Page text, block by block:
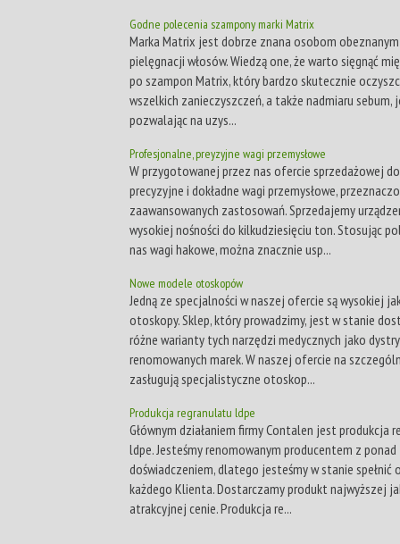
Godne polecenia szampony marki Matrix
Marka Matrix jest dobrze znana osobom
pielęgnacji włosów. Wiedzą one, że warto sięgnąć
po szampon Matrix, który bardzo skutecznie
wszelkich zanieczyszczeń, a także nadmiaru sebum,
pozwalając na uzys...
Profesjonalne, preyzyjne wagi przemysłowe
W przygotowanej przez nas ofercie sprzedażowej
precyzyjne i dokładne wagi przemysłowe,
zaawansowanych zastosowań. Sprzedajemy
wysokiej nośności do kilkudziesięciu ton. Stosując
nas wagi hakowe, można znacznie usp...
Nowe modele otoskopów
Jedną ze specjalności w naszej ofercie są wysokiej
otoskopy. Sklep, który prowadzimy, jest w stanie
różne warianty tych narzędzi medycznych jako
renomowanych marek. W naszej ofercie na
zasługują specjalistyczne otoskop...
Produkcja regranulatu ldpe
Głównym działaniem firmy Contalen jest produkcja
ldpe. Jesteśmy renomowanym producentem z
doświadczeniem, dlatego jesteśmy w stanie spełnić
każdego Klienta. Dostarczamy produkt najwyższej
atrakcyjnej cenie. Produkcja re...